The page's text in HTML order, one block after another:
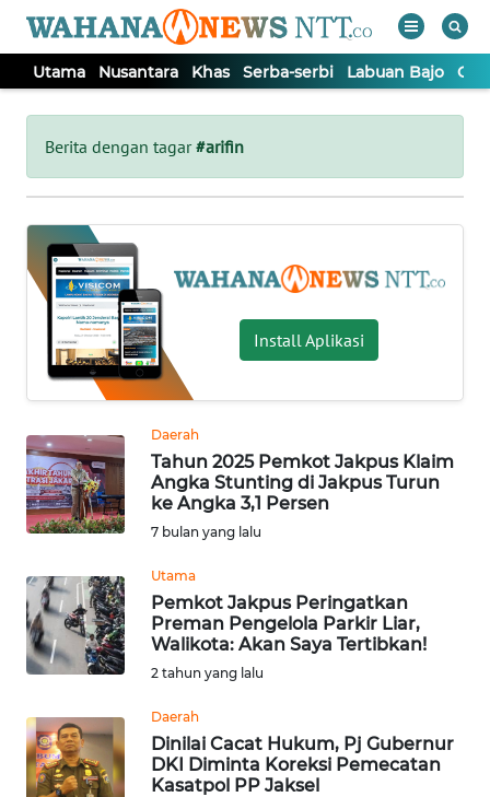
Utama Nusantara Khas Serba-serbi Labuan Bajo
Berita dengan tagar#arifin
Install Aplikasi
Daerah
Tahun 2025 Pemkot Jakpus Klaim
Angka Stunting di Jakpus Turun
ke Angka 3,1 Persen
7 bulan yang lalu
Utama
Pemkot Jakpus Peringatkan
Preman Pengelola Parkir Liar,
Walikota: Akan Saya Tertibkan!
2 tahun yang lalu
Daerah
Dinilai Cacat Hukum, Pj Gubernur
DKI Diminta Koreksi Pemecatan
Kasatpol PP Jaksel
Tutup
UTAMA
NUSANTARA
KHAS
SERBA-
SERBI
LABUAN
BAJO
Informasi
INDEKS
KONTAK
KAMI